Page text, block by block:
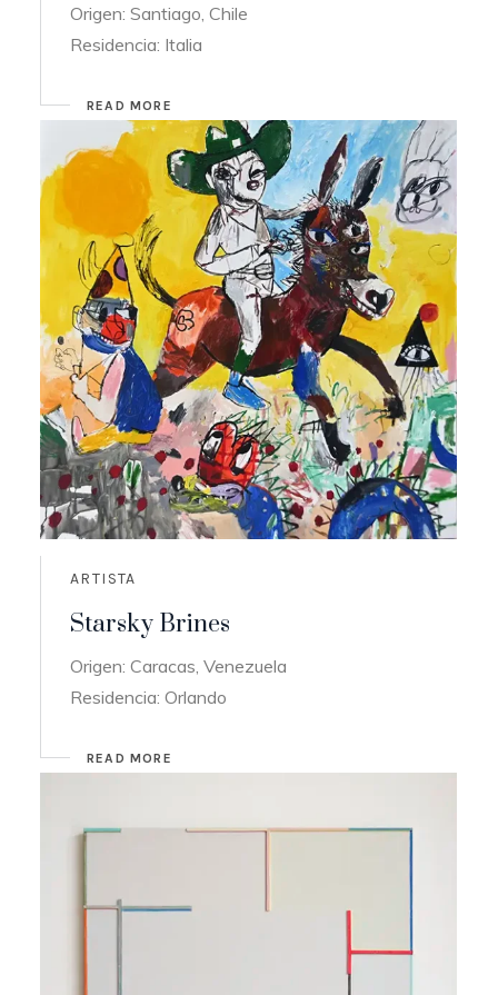
Origen: Santiago, Chile
Residencia: Italia
READ MORE
ARTISTA
Starsky Brines
Origen: Caracas, Venezuela
Residencia: Orlando
READ MORE